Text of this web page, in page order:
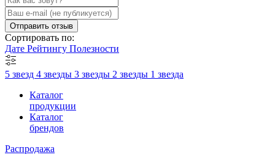
Отправить отзыв
Сортировать по:
Дате Рейтингу Полезности
5 звезд 4 звезды 3 звезды 2 звезды 1 звезда
Каталог
продукции
Каталог
брендов
Распродажа